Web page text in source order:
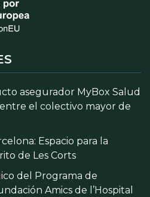
asegurador MyBox Salud
el colectivo mayor de
Espacio para la
de Les Corts
del Programa de
Amics de l’Hospital